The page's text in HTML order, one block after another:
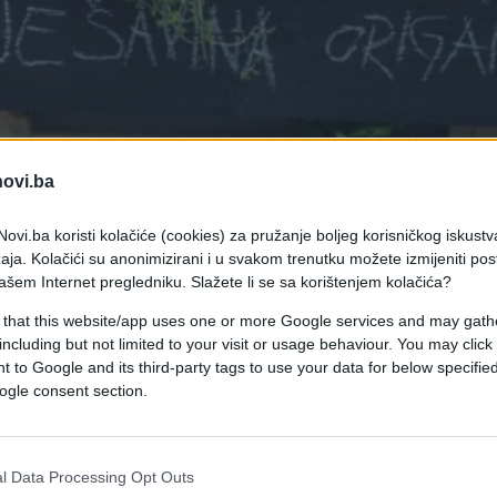
koristi kolačiće (cookies) za pružanje boljeg korisničkog
Kolačići su anonimizirani i u svakom trenutku možete izmijeniti
Internet pregledniku. Slažete li se sa korištenjem kolačića?
that this website/app uses one or more Google services and may
but not limited to your visit or usage behaviour. You may
to Google and its third-party tags to use your data for below
consent section.
Data Processing Opt Outs
izraditi stalak za začinsko bilje. Potrebna
tablu, te četkica i kreda.
leđima uz zid. Biljke smjestite između dvije